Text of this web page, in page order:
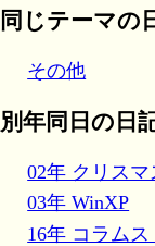
同じテーマの
その他
別年同日の日
02年 クリス
03年 WinXP
16年 コラムス